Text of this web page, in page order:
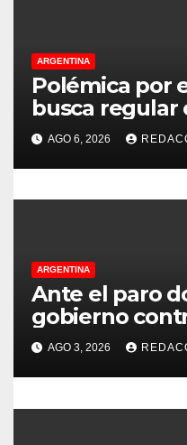
e
n
t
r
a
a
s
ARGENTINA
Polémica por
busca regular
refugios de
denuncian
controles más
AGO 6, 2026
ARGENTINA
Ante el paro
gobierno
colegios para
75% de
AGO 3, 2026